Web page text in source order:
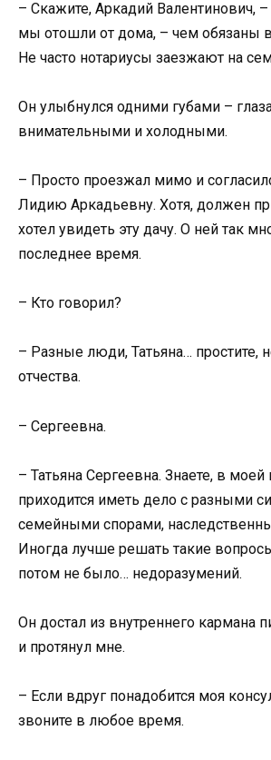
– Скажите, Аркадий Валентинович, –
мы отошли от дома, – чем обязаны
Не часто нотариусы заезжают на
Он улыбнулся одними губами –
внимательными и холодными.
– Просто проезжал мимо и
Лидию Аркадьевну. Хотя, должен
хотел увидеть эту дачу. О ней так
последнее время.
– Кто говорил?
– Разные люди, Татьяна… простите,
отчества.
– Сергеевна.
– Татьяна Сергеевна. Знаете, в
приходится иметь дело с разными
семейными спорами,
Иногда лучше решать такие
потом не было… недоразумений.
Он достал из внутреннего кармана
и протянул мне.
– Если вдруг понадобится моя
звоните в любое время.